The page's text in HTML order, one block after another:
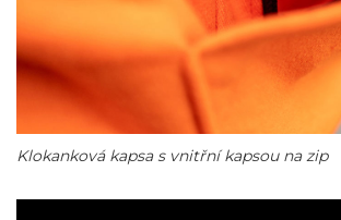
Klokanková kapsa s vnitřní kapsou na zip